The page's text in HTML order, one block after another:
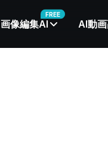
画像編集AI
FREE
AI動